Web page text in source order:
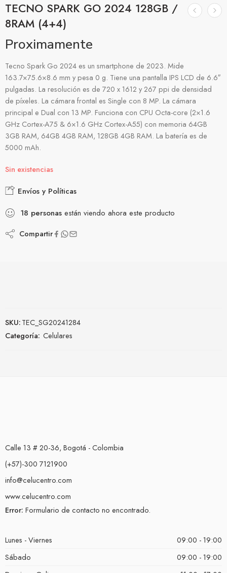
TECNO SPARK GO 2024 128GB /
8RAM (4+4)
Proximamente
Tecno Spark Go 2024 es un smartphone de 2023. Mide
163.7×75.6×8.6 mm y pesa 0 g. Tiene una pantalla IPS LCD de 6.6″
pulgadas. La resolución es de 720 x 1612 y 267 ppi de densidad
de píxeles. La cámara frontal es Single con 8 MP. La cámara
principal e Dual con 13 MP. Funciona con CPU Octa-core (2×1.6
GHz Cortex-A75 & 6×1.6 GHz Cortex-A55) con memoria 64GB
3GB RAM, 64GB 4GB RAM, 128GB 4GB RAM. La batería es de
5000 mAh.
Sin existencias
Envíos y Políticas
18 personas están viendo ahora este producto
Compartir
SKU:TEC_SG20241284
Categoría: Celulares
Calle 13 # 20-36, Bogotá - Colombia
(+57)-300 7121900
info@celucentro.com
www.celucentro.com
Error: Formulario de contacto no encontrado.
Lunes - Viernes
09:00 - 19:00
Sábado
09:00 - 19:00